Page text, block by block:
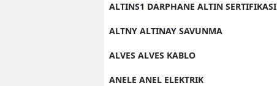
ALTINS1 DARPHANE ALTIN SERTIFIKASI
ALTNY ALTINAY SAVUNMA
ALVES ALVES KABLO
ANELE ANEL ELEKTRIK